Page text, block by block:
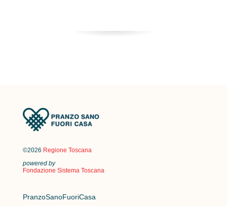
©2026 Regione Toscana
powered by
Fondazione Sistema Toscana
PranzoSanoFuoriCasa